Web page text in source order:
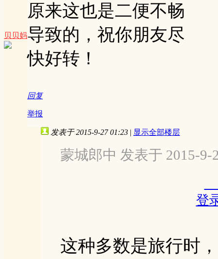
贝贝妈
原来这也是二便不畅
导致的，祝你朋友尽
快好转！
回复
举报
发表于 2015-9-27 01:23 | 显示全部楼层
蒙城郎中 发表于 2015-9-
登
这种多数是旅行时